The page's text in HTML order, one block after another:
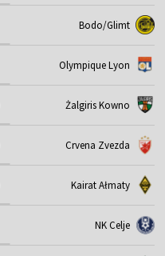
Bodo/Glimt
Olympique Lyon
Żalgiris Kowno
Crvena Zvezda
Kairat Ałmaty
NK Celje